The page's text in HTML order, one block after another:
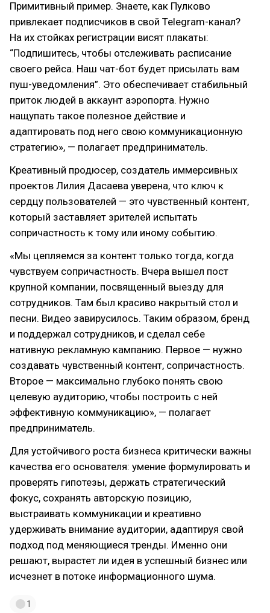
Примитивный пример. Знаете, как Пулково
привлекает подписчиков в свой Telegram-канал?
На их стойках регистрации висят плакаты:
“Подпишитесь, чтобы отслеживать расписание
своего рейса. Наш чат-бот будет присылать вам
пуш-уведомления”. Это обеспечивает стабильный
приток людей в аккаунт аэропорта. Нужно
нащупать такое полезное действие и
адаптировать под него свою коммуникационную
стратегию», — полагает предприниматель.
Креативный продюсер, создатель иммерсивных
проектов Лилия Дасаева уверена, что ключ к
сердцу пользователей — это чувственный контент,
который заставляет зрителей испытать
сопричастность к тому или иному событию.
«Мы цепляемся за контент только тогда, когда
чувствуем сопричастность. Вчера вышел пост
крупной компании, посвященный выезду для
сотрудников. Там был красиво накрытый стол и
песни. Видео завирусилось. Таким образом, бренд
и поддержал сотрудников, и сделал себе
нативную рекламную кампанию. Первое — нужно
создавать чувственный контент, сопричастность.
Второе — максимально глубоко понять свою
целевую аудиторию, чтобы построить с ней
эффективную коммуникацию», — полагает
предприниматель.
Для устойчивого роста бизнеса критически важны
качества его основателя: умение формулировать и
проверять гипотезы, держать стратегический
фокус, сохранять авторскую позицию,
выстраивать коммуникации и креативно
удерживать внимание аудитории, адаптируя свой
подход под меняющиеся тренды. Именно они
решают, вырастет ли идея в успешный бизнес или
исчезнет в потоке информационного шума.
1